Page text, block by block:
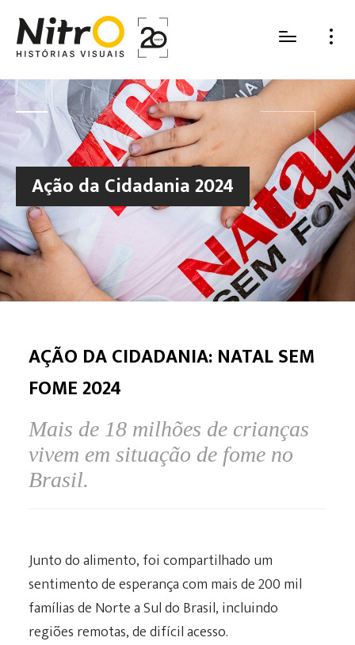
Ação da Cidadania 2024
AÇÃO DA CIDADANIA: NATAL SEM
FOME 2024
Mais de 18 milhões de crianças
vivem em situação de fome no
Brasil.
Junto do alimento, foi compartilhado um
sentimento de esperança com mais de 200 mil
famílias de Norte a Sul do Brasil, incluindo
regiões remotas, de difícil acesso.